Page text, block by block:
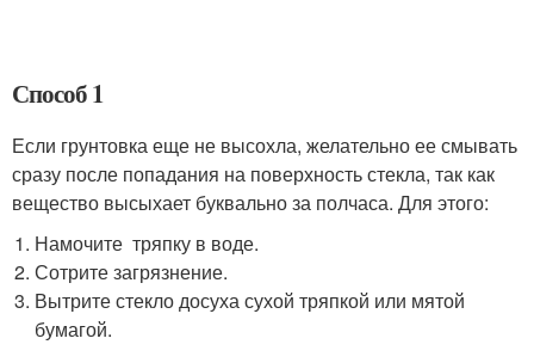
Способ 1
Если грунтовка еще не высохла, желательно ее смывать
сразу после попадания на поверхность стекла, так как
вещество высыхает буквально за полчаса. Для этого:
Намочите тряпку в воде.
Сотрите загрязнение.
Вытрите стекло досуха сухой тряпкой или мятой
бумагой.